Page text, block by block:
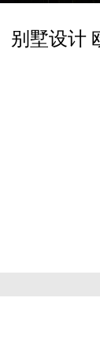
别墅设计